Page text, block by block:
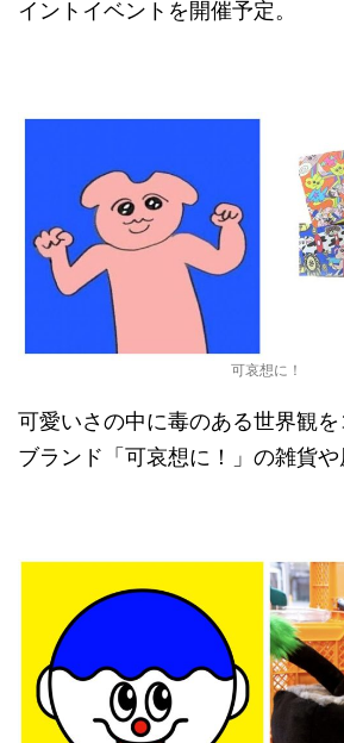
イントイベントを開催予定。
可哀想に！
可愛いさの中に毒のある世界観
ブランド「可哀想に！」の雑貨や